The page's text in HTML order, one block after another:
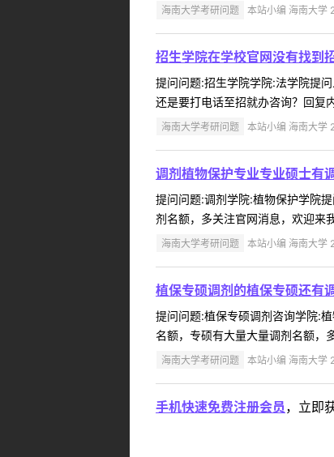
海南大学考研问题 本站小编 海南大学
招生学院在学校官网没有找到
提问问题:招生学院学院:法学院提
还是要打电话至招就办咨询？回复
海南大学考研问题 本站小编 海南大学
调剂植物保护专业专业硕士有
提问问题:调剂学院:植物保护学院
剂名额，多关注官网消息，欢迎来
海南大学考研问题 本站小编 海南大学
植保专硕调剂的植保专硕还有
提问问题:植保专硕调剂咨询学院:
名额，专硕有大量大量调剂名额，
海南大学考研问题 本站小编 海南大学
手机快速免费注册会员 ，立即